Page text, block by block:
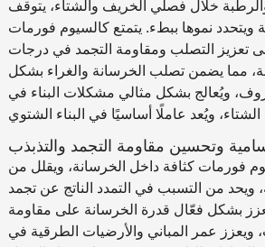
والرطبة خلال فصلي الخريف والشتاء، يتوقف
ويتحدد نموها ببطء. يتمتع كالسيوم فورمات
تعزيز التصلب ومقاومة التجمد في درجات
مما يضمن تصلب الخرسانة والغراء بشكل
ويُعالج بشكل مثالي مشكلات البناء في
وتحسين مقاومة التجمد والتذبذب
فورمات كثافة داخل الخرسانة، ويقلل من
ويحد من التسبب في التمدد الناتج عن تجمد
يُعزز بشكل فعّال قدرة الخرسانة على مقاومة
ويعزز عمر المباني والأرضيات الطرقية في